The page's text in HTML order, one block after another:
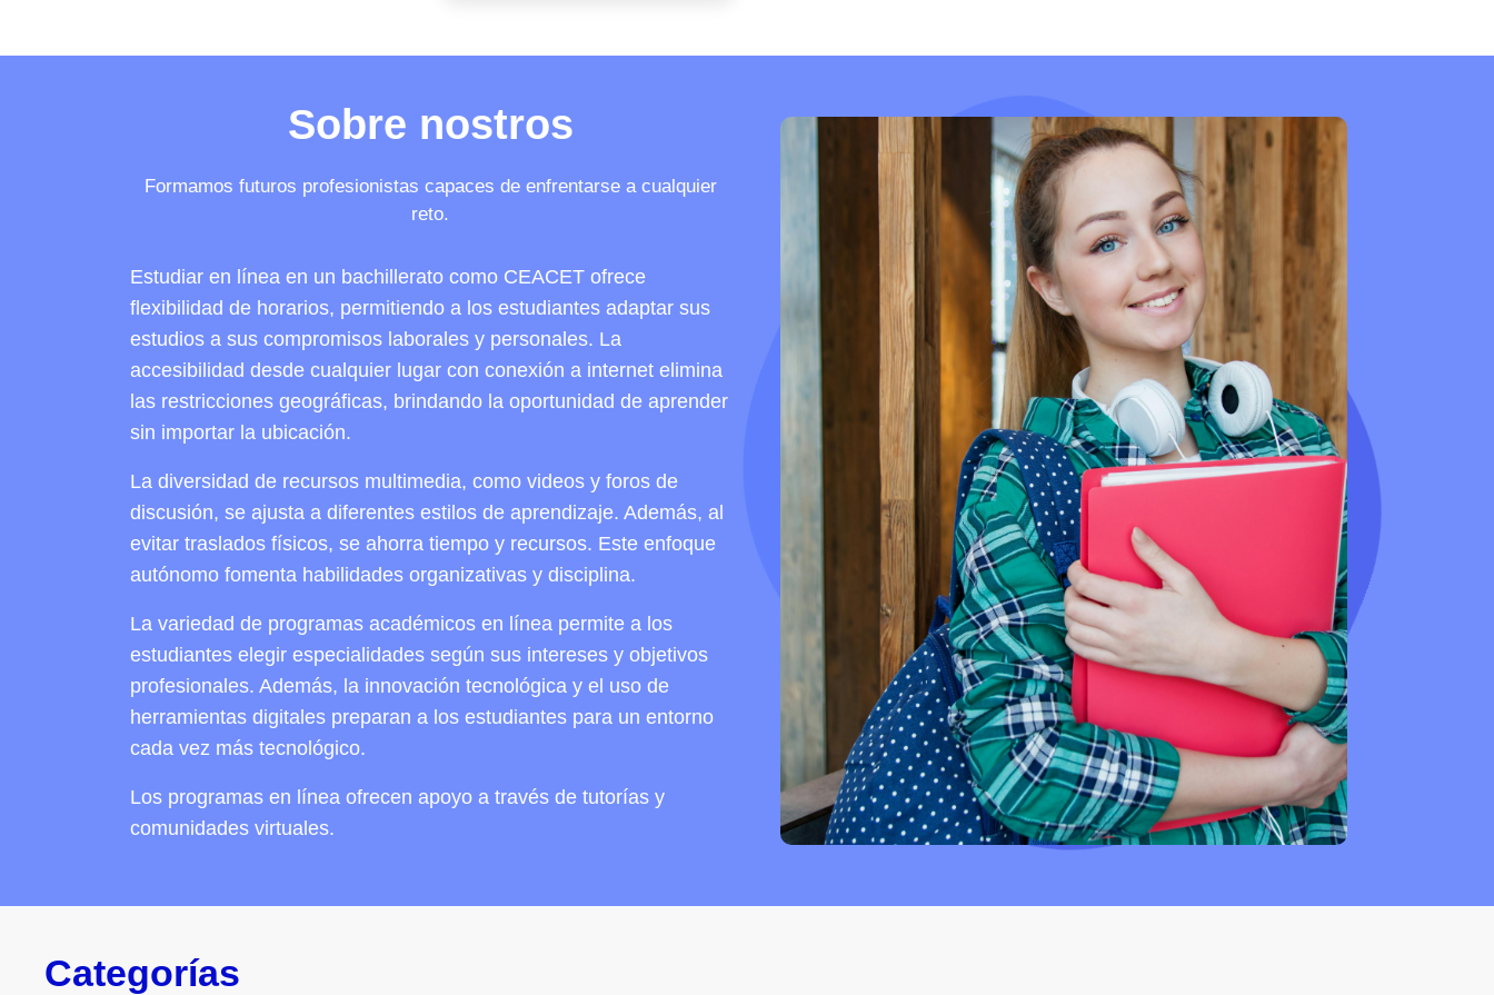
Sobre nostros
Formamos futuros profesionistas capaces de enfrentarse a cualquier
reto.
Estudiar en línea en un bachillerato como CEACET ofrece
flexibilidad de horarios, permitiendo a los estudiantes adaptar sus
estudios a sus compromisos laborales y personales. La
accesibilidad desde cualquier lugar con conexión a internet elimina
las restricciones geográficas, brindando la oportunidad de aprender
sin importar la ubicación.
La diversidad de recursos multimedia, como videos y foros de
discusión, se ajusta a diferentes estilos de aprendizaje. Además, al
evitar traslados físicos, se ahorra tiempo y recursos. Este enfoque
autónomo fomenta habilidades organizativas y disciplina.
La variedad de programas académicos en línea permite a los
estudiantes elegir especialidades según sus intereses y objetivos
profesionales. Además, la innovación tecnológica y el uso de
herramientas digitales preparan a los estudiantes para un entorno
cada vez más tecnológico.
Los programas en línea ofrecen apoyo a través de tutorías y
comunidades virtuales.
Categorías